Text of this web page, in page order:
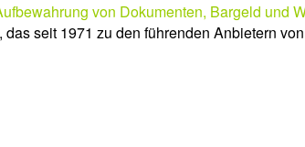
von Dokumenten, Bargeld und
seit 1971 zu den führenden Anbietern